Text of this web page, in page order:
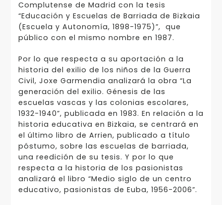
Complutense de Madrid con la tesis
“Educación y Escuelas de Barriada de Bizkaia
(Escuela y Autonomía, 1898-1975)”, que
público con el mismo nombre en 1987.
Por lo que respecta a su aportación a la
historia del exilio de los niños de la Guerra
Civil, Joxe Garmendia analizará la obra “La
generación del exilio. Génesis de las
escuelas vascas y las colonias escolares,
1932-1940”, publicada en 1983. En relación a la
historia educativa en Bizkaia, se centrará en
el último libro de Arrien, publicado a título
póstumo, sobre las escuelas de barriada,
una reedición de su tesis. Y por lo que
respecta a la historia de los pasionistas
analizará el libro “Medio siglo de un centro
educativo, pasionistas de Euba, 1956-2006”.